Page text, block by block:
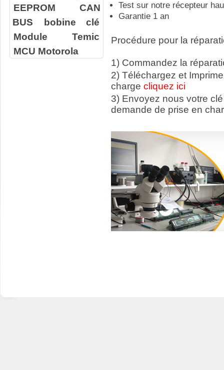
EEPROM
CAN
BUS
bobine clé
Module Temic
MCU Motorola
Test sur notre récepteur
Garantie 1 an
Procédure pour la
1) Commandez la
2) Téléchargez et
charge cliquez ici
3) Envoyez nous votre
demande de prise en